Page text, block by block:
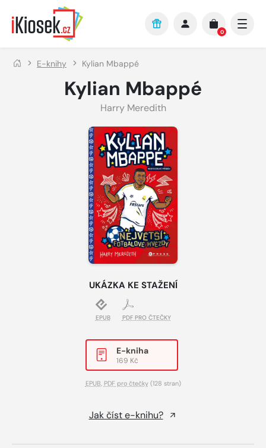
Přejít na hlavní obsah
0
E-knihy Kylian Mbappé
Kylian Mbappé
Harry Meredith
UKÁZKA KE STAŽENÍ
EPUB PDF PRO ČTEČKY
E-kniha
169 Kč
EPUB, PDF pro čtečky(128 stran)
Jak číst e-knihu?